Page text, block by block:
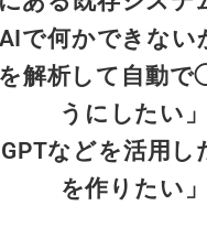
AIで何かできない
を解析して自動
うにしたい」
などを活用
を作りたい」